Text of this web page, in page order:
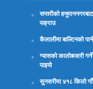
सप्तरीको
पक्राउ
कैलालीमा बाल्टिनको
ग्यासको कालोबजारी
पाइयो
सुनसरीमा ४१८ किलो